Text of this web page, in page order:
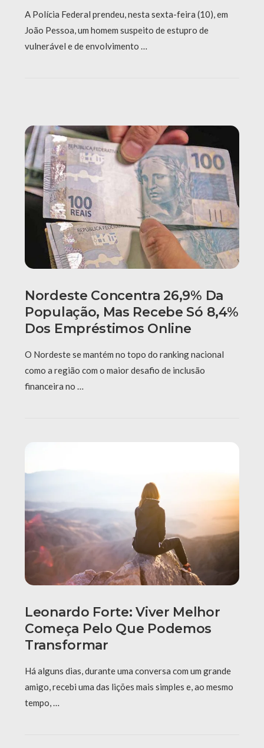
A Polícia Federal prendeu, nesta sexta-feira (10), em
João Pessoa, um homem suspeito de estupro de
vulnerável e de envolvimento …
Nordeste Concentra 26,9% Da
População, Mas Recebe Só 8,4%
Dos Empréstimos Online
O Nordeste se mantém no topo do ranking nacional
como a região com o maior desafio de inclusão
financeira no …
Leonardo Forte: Viver Melhor
Começa Pelo Que Podemos
Transformar
Há alguns dias, durante uma conversa com um grande
amigo, recebi uma das lições mais simples e, ao mesmo
tempo, …